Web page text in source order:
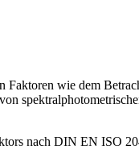
Faktoren wie dem
nach DIN EN ISO